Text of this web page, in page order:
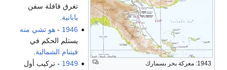
1943: معركة بحر بسمارك
تغرق قافلة سفن
يابانية.
1946
- هو تشي منه
يستلم الحكم في
فيتنام الشمالية
1949 - تركيب أول